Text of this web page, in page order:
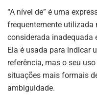
“A nível de” é uma
frequentemente utilizada
considerada inadequada
Ela é usada para indicar
referência, mas o seu
situações mais formais
ambiguidade.